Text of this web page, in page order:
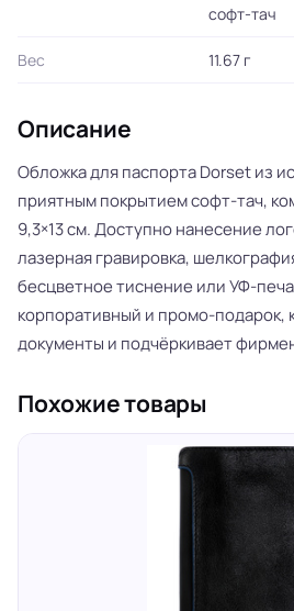
софт-тач
Вес 11.67 г
Описание
Обложка для паспорта Dorset из
приятным покрытием софт-тач,
9,3×13 см. Доступно нанесение
лазерная гравировка,
бесцветное тиснение или УФ-
корпоративный и промо-
документы и подчёркивает
Похожие товары